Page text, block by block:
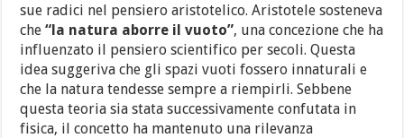
sue radici nel pensiero aristotelico. Aristotele sosteneva
che“la natura aborre il vuoto”, una concezione che ha
influenzato il pensiero scientifico per secoli. Questa
idea suggeriva che gli spazi vuoti fossero innaturali e
che la natura tendesse sempre a riempirli. Sebbene
questa teoria sia stata successivamente confutata in
fisica, il concetto ha mantenuto una rilevanza